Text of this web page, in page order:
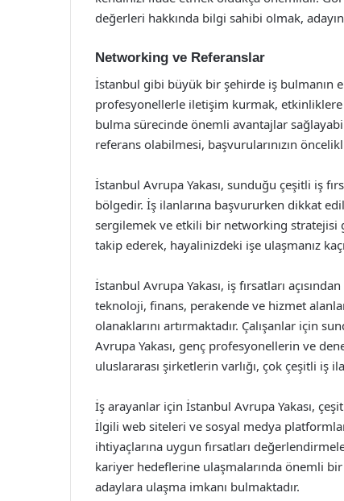
değerleri hakkında bilgi sahibi olmak,
Networking ve Referanslar
İstanbul gibi büyük bir şehirde iş bulmanın
profesyonellerle iletişim kurmak,
bulma sürecinde önemli avantajlar
referans olabilmesi, başvurularınızın
İstanbul Avrupa Yakası, sunduğu çeşitli iş
bölgedir. İş ilanlarına başvururken dikkat
sergilemek ve etkili bir networking stratejisi
takip ederek, hayalinizdeki işe ulaşmanız
İstanbul Avrupa Yakası, iş fırsatları
teknoloji, finans, perakende ve hizmet
olanaklarını artırmaktadır. Çalışanlar için
Avrupa Yakası, genç profesyonellerin ve
uluslararası şirketlerin varlığı, çok çeşitli iş
İş arayanlar için İstanbul Avrupa Yakası,
İlgili web siteleri ve sosyal medya
ihtiyaçlarına uygun fırsatları
kariyer hedeflerine ulaşmalarında önemli
adaylara ulaşma imkanı bulmaktadır.